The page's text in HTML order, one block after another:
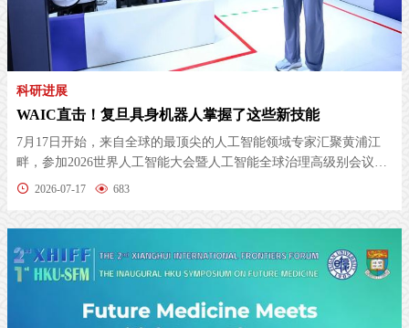
科研进展
WAIC直击！复旦具身机器人掌握了这些新技能
7月17日开始，来自全球的最顶尖的人工智能领域专家汇聚黄浦江
畔，参加2026世界人工智能大会暨人工智能全球治理高级别会议
（WAIC）。...
2026-07-17 683